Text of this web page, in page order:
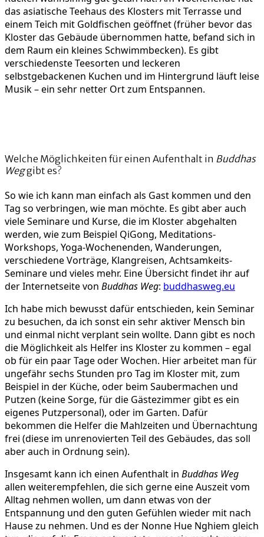
das asiatische Teehaus des Klosters mit Terrasse und
einem Teich mit Goldfischen geöffnet (früher bevor das
Kloster das Gebäude übernommen hatte, befand sich in
dem Raum ein kleines Schwimmbecken). Es gibt
verschiedenste Teesorten und leckeren
selbstgebackenen Kuchen und im Hintergrund läuft leise
Musik – ein sehr netter Ort zum Entspannen.
Welche Möglichkeiten für einen Aufenthalt in Buddhas
Weggibt es?
So wie ich kann man einfach als Gast kommen und den
Tag so verbringen, wie man möchte. Es gibt aber auch
viele Seminare und Kurse, die im Kloster abgehalten
werden, wie zum Beispiel QiGong, Meditations-
Workshops, Yoga-Wochenenden, Wanderungen,
verschiedene Vorträge, Klangreisen, Achtsamkeits-
Seminare und vieles mehr. Eine Übersicht findet ihr auf
der Internetseite von Buddhas Weg: buddhasweg.eu
Ich habe mich bewusst dafür entschieden, kein Seminar
zu besuchen, da ich sonst ein sehr aktiver Mensch bin
und einmal nicht verplant sein wollte. Dann gibt es noch
die Möglichkeit als Helfer ins Kloster zu kommen – egal
ob für ein paar Tage oder Wochen. Hier arbeitet man für
ungefähr sechs Stunden pro Tag im Kloster mit, zum
Beispiel in der Küche, oder beim Saubermachen und
Putzen (keine Sorge, für die Gästezimmer gibt es ein
eigenes Putzpersonal), oder im Garten. Dafür
bekommen die Helfer die Mahlzeiten und Übernachtung
frei (diese im unrenovierten Teil des Gebäudes, das soll
aber auch in Ordnung sein).
Insgesamt kann ich einen Aufenthalt in Buddhas Weg
allen weiterempfehlen, die sich gerne eine Auszeit vom
Alltag nehmen wollen, um dann etwas von der
Entspannung und den guten Gefühlen wieder mit nach
Hause zu nehmen. Und es der Nonne Hue Nghiem gleich